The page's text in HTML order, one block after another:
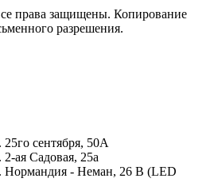
права защищены. Копирование
разрешения.
сентября, 50А
ая Садовая, 25а
- Неман, 26 В (LED